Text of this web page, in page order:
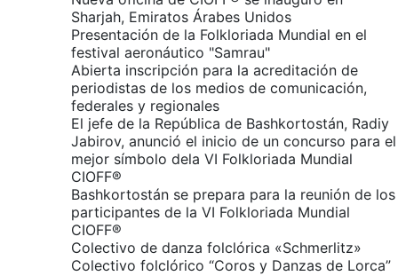
Sharjah, Emiratos Árabes Unidos
Presentación de la Folkloriada Mundial en el
festival aeronáutico "Samrau"
Abierta inscripción para la acreditación de
periodistas de los medios de comunicación,
federales y regionales
El jefe de la República de Bashkortostán, Radiy
Jabirov, anunció el inicio de un concurso para el
mejor símbolo dela VI Folkloriada Mundial
CIOFF®
Bashkortostán se prepara para la reunión de los
participantes de la VI Folkloriada Mundial
CIOFF®
Colectivo de danza folclórica «Schmerlitz»
Colectivo folclórico “Coros y Danzas de Lorca”